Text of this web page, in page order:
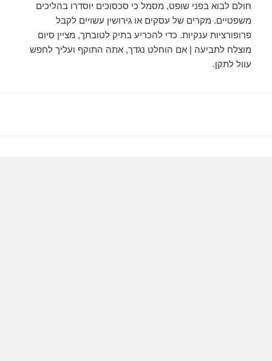
חולם לבוא בפני שופט, מסמל כי סכסוכים יוסדרו בהליכים
משפטיים. מקרים של עסקים או גירושין עשויים לקבל
פרופורציות ענקיות. כדי להכריע בתיק לטובתך, מציין סיום
מוצלח לתביעה | אם הוחלט נגדך, אתה התוקף ועליך לחפש
עוול לתקן.